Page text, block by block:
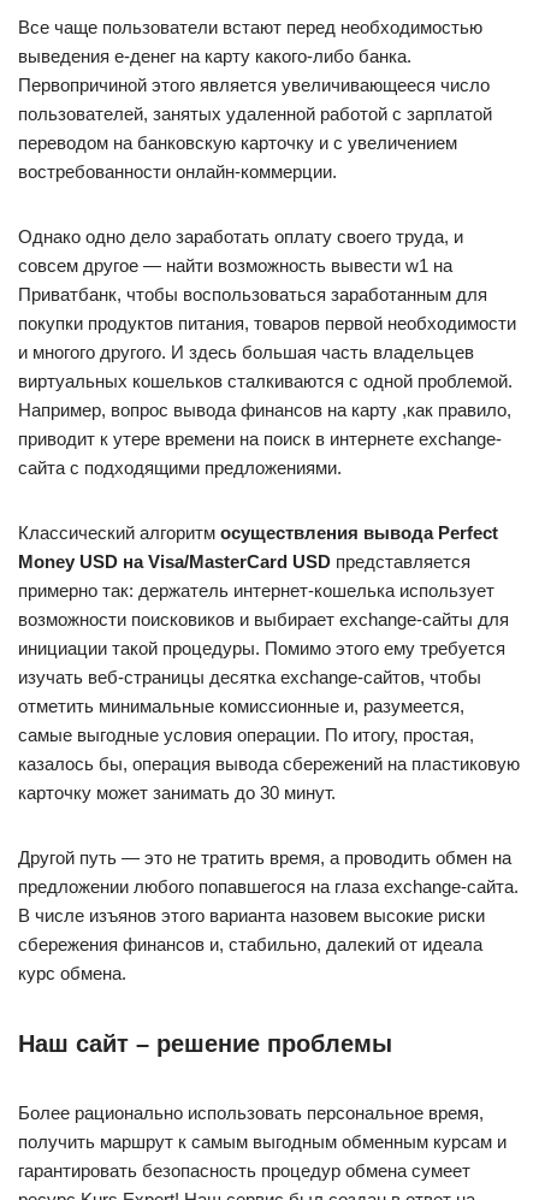
Все чаще пользователи встают перед необходимостью
выведения е-денег на карту какого-либо банка.
Первопричиной этого является увеличивающееся число
пользователей, занятых удаленной работой с зарплатой
переводом на банковскую карточку и с увеличением
востребованности онлайн-коммерции.
Однако одно дело заработать оплату своего труда, и
совсем другое — найти возможность вывести w1 на
Приватбанк, чтобы воспользоваться заработанным для
покупки продуктов питания, товаров первой необходимости
и многого другого. И здесь большая часть владельцев
виртуальных кошельков сталкиваются с одной проблемой.
Например, вопрос вывода финансов на карту ,как правило,
приводит к утере времени на поиск в интернете exchange­-
сайта с подходящими предложениями.
Классический алгоритм осуществления вывода Perfect
Money USD на Visa/MasterCard USD представляется
примерно так: держатель интернет-кошелька использует
возможности поисковиков и выбирает exchange-сайты для
инициации такой процедуры. Помимо этого ему требуется
изучать веб-страницы десятка exchange-сайтов, чтобы
отметить минимальные комиссионные и, разумеется,
самые выгодные условия операции. По итогу, простая,
казалось бы, операция вывода сбережений на пластиковую
карточку может занимать до 30 минут.
Другой путь — это не тратить время, а проводить обмен на
предложении любого попавшегося на глаза exchange-сайта.
В числе изъянов этого варианта назовем высокие риски
сбережения финансов и, стабильно, далекий от идеала
курс обмена.
Наш сайт – решение проблемы
Более рационально использовать персональное время,
получить маршрут к самым выгодным обменным курсам и
гарантировать безопасность процедур обмена сумеет